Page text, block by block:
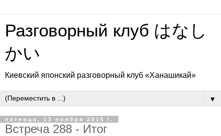
Разговорный клуб はなし
かい
Киевский японский разговорный клуб «Ханашикай»
▼
пятница, 13 ноября 2015 г.
Встреча 288 - Итог